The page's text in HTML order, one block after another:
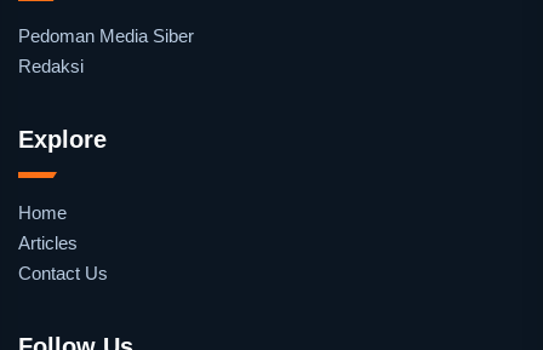
Pedoman Media Siber
Redaksi
Explore
Home
Articles
Contact Us